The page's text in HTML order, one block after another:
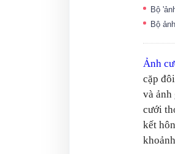
Bộ
Bộ
Ảnh
cặp
và ảnh
cưới
kết